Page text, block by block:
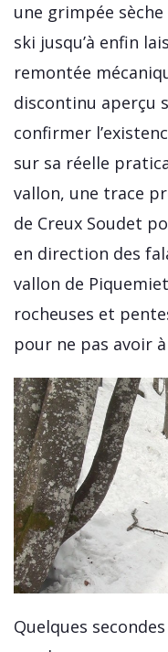
une grimpée
ski jusqu’à enfin
remontée
discontinu aperçu
confirmer
sur sa réelle
vallon, une trace
de Creux Soudet
en direction des
vallon de
rocheuses et
pour ne pas avoir
Quelques